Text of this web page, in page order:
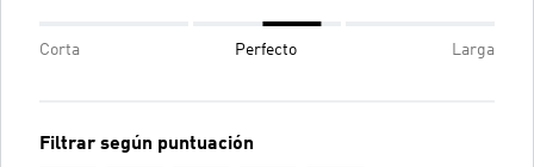
Corta Perfecto Larga
Filtrar según puntuación